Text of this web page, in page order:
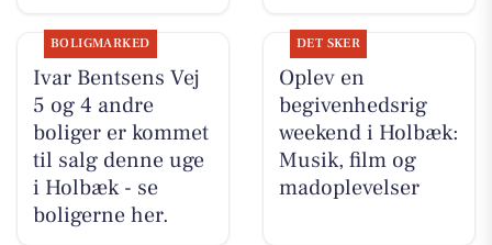
BOLIGMARKED
Ivar Bentsens Vej
5 og 4 andre
boliger er kommet
til salg denne uge
i Holbæk - se
boligerne her.
DET SKER
Oplev en
begivenhedsrig
weekend i Holbæk:
Musik, film og
madoplevelser